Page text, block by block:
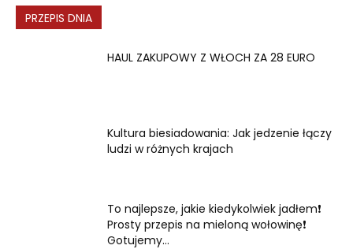
PRZEPIS DNIA
HAUL ZAKUPOWY Z WŁOCH ZA 28 EURO
Kultura biesiadowania: Jak jedzenie łączy
ludzi w różnych krajach
To najlepsze, jakie kiedykolwiek jadłem❗
Prosty przepis na mieloną wołowinę❗
Gotujemy...